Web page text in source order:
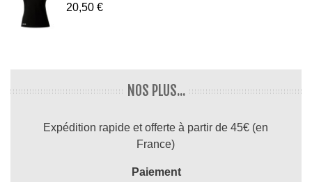
20,50 €
NOS PLUS...
Expédition rapide et offerte à partir de 45€ (en
France)
Paiement